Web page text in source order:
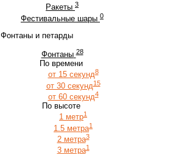
Ракеты 3
Фестивальные шары 0
Фонтаны и петарды
Фонтаны 28
По времени
от 15 секунд8
от 30 секунд15
от 60 секунд4
По высоте
1 метр1
1.5 метра1
2 метра3
3 метра1